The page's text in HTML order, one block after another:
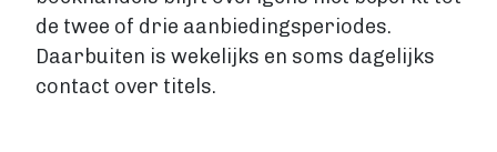
de twee of drie aanbiedingsperiodes.
Daarbuiten is wekelijks en soms dagelijks
contact over titels.